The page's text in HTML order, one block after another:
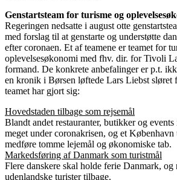
Genstartsteam for turisme og
Regeringen nedsatte i august otte
med forslag til at genstarte og understøtte
efter coronaen. Et af teamene er teamet for
oplevelsesøkonomi med fhv. dir. for Tivoli
formand. De konkrete anbefalinger er p.t.
en kronik i Børsen løftede Lars Liebst sløret
teamet har gjort sig:
Hovedstaden tilbage som rejsemål
Blandt andet restauranter, butikker og
meget under coronakrisen, og et
medføre tomme lejemål og økonomiske tab.
Markedsføring af Danmark som turistmål
Flere danskere skal holde ferie Danmark, og
udenlandske turister tilbage.